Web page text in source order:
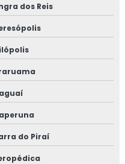
dos Reis
do Piraí